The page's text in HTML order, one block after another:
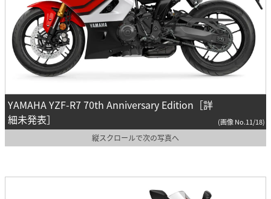
YAMAHA YZF-R7 70th Anniversary Edition［詳
細未発表］
(画像 No.11/18)
縦スクロールで次の写真へ